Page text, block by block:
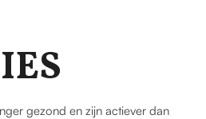
gezond en zijn actiever dan